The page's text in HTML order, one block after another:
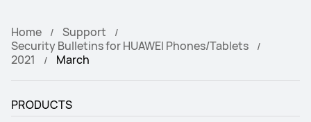
Home
Support
Security Bulletins for HUAWEI Phones/Tablets
2021
March
PRODUCTS